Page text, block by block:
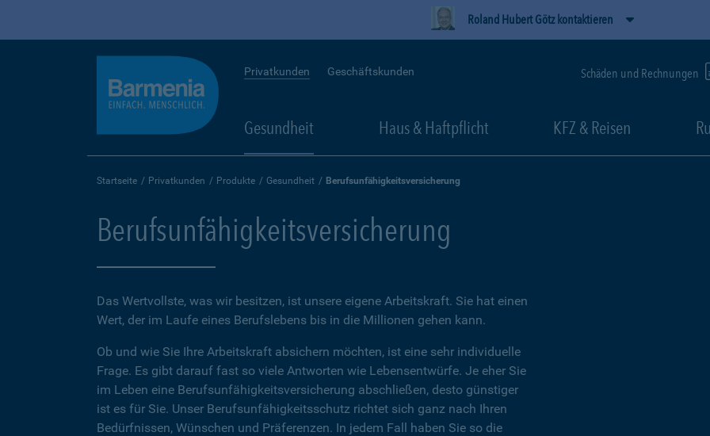
Roland Hubert Götz kontaktieren
Privatkunden Geschäftskunden Schäden und Rechnungen
Gesundheit Haus & Haftpflicht KFZ & Reisen
Startseite Privatkunden Produkte Gesundheit Berufsunfähigkeitsversicherung
Berufsunfähigkeitsversicherung
Das Wertvollste, was wir besitzen, ist unsere eigene Arbeitskraft. Sie hat einen
Wert, der im Laufe eines Berufslebens bis in die Millionen gehen kann.
Ob und wie Sie Ihre Arbeitskraft absichern möchten, ist eine sehr individuelle
Frage. Es gibt darauf fast so viele Antworten wie Lebensentwürfe. Je eher Sie
im Leben eine Berufsunfähigkeitsversicherung abschließen, desto günstiger
ist es für Sie. Unser Berufsunfähigkeitsschutz richtet sich ganz nach Ihren
Bedürfnissen, Wünschen und Präferenzen. In jedem Fall haben Sie so die